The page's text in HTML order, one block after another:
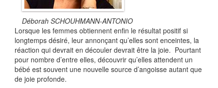
Déborah SCHOUHMANN-ANTONIO
Lorsque les femmes obtiennent enfin le résultat positif si
longtemps désiré, leur annonçant qu’elles sont enceintes, la
réaction qui devrait en découler devrait être la joie. Pourtant
pour nombre d’entre elles, découvrir qu’elles attendent un
bébé est souvent une nouvelle source d’angoisse autant que
de joie profonde.